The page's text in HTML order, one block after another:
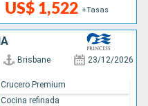
US$ 1,522 +Tasas
Brisbane 23/12/2026
Crucero Premium
Cocina refinada